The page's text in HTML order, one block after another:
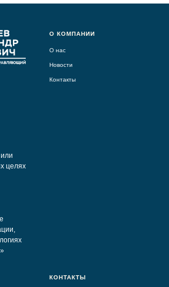
целях
О КОМПАНИИ
О нас
Новости
Контакты
КОНТАКТЫ